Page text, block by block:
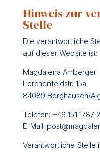
Hinweis zur
Stelle
Die verantwortliche
auf dieser Website ist:
Magdalena Amberger
Lerchenfeldstr. 15a
84089 Berghausen/
Telefon: +49 151 1787
E-Mail:
Verantwortliche Stelle